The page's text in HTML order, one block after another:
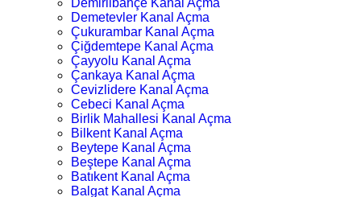
Demirlibahçe Kanal Açma
Demetevler Kanal Açma
Çukurambar Kanal Açma
Çiğdemtepe Kanal Açma
Çayyolu Kanal Açma
Çankaya Kanal Açma
Cevizlidere Kanal Açma
Cebeci Kanal Açma
Birlik Mahallesi Kanal Açma
Bilkent Kanal Açma
Beytepe Kanal Açma
Beştepe Kanal Açma
Batıkent Kanal Açma
Balgat Kanal Açma